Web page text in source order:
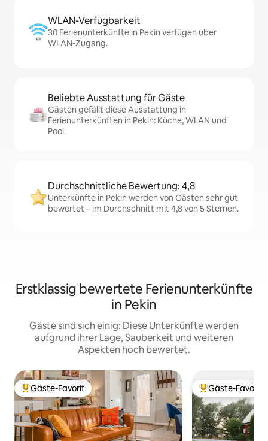
WLAN-Verfügbarkeit
30 Ferienunterkünfte in Pekin verfügen über
WLAN-Zugang.
Beliebte Ausstattung für Gäste
Gästen gefällt diese Ausstattung in
Ferienunterkünften in Pekin: Küche, WLAN und
Pool.
Durchschnittliche Bewertung: 4,8
Unterkünfte in Pekin werden von Gästen sehr gut
bewertet – im Durchschnitt mit 4,8 von 5 Sternen.
Erstklassig bewertete Ferienunterkünfte
in Pekin
Gäste sind sich einig: Diese Unterkünfte werden
aufgrund ihrer Lage, Sauberkeit und weiteren
Aspekten hoch bewertet.
Beliebter Gäste-Favorit.
Gäste-Favorit Beliebter Gäste-
Gäste-Favorit